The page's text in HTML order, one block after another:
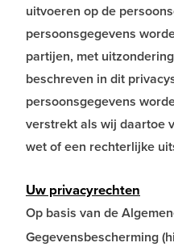
uitvoeren op de
persoonsgegevens
partijen, met
beschreven in dit
persoonsgegevens
verstrekt als wij daartoe
wet of een rechterlijke
Uw privacyrechten
Op basis van de
Gegevensbescherming